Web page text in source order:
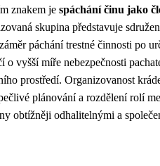
znakem je spáchání činu jako
skupina představuje
páchání trestné činnosti po
vyšší míře nebezpečnosti
prostředí. Organizovanost
plánování a rozdělení rolí
obtížněji odhalitelnými a